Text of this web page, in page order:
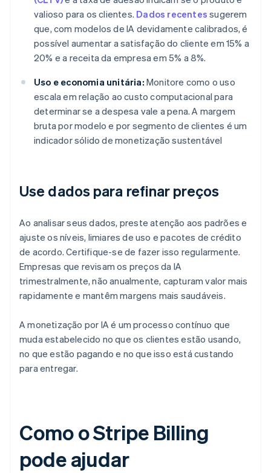
valioso para os clientes. Dados recentes sugerem
que, com modelos de IA devidamente calibrados, é
possível aumentar a satisfação do cliente em 15% a
20% e a receita da empresa em 5% a 8%.
Uso e economia unitária: Monitore como o uso
escala em relação ao custo computacional para
determinar se a despesa vale a pena. A margem
bruta por modelo e por segmento de clientes é um
indicador sólido de monetização sustentável
Use dados para refinar preços
Ao analisar seus dados, preste atenção aos padrões e
ajuste os níveis, limiares de uso e pacotes de crédito
de acordo. Certifique-se de fazer isso regularmente.
Empresas que revisam os preços da IA
trimestralmente, não anualmente, capturam valor mais
rapidamente e mantêm margens mais saudáveis.
A monetização por IA é um processo contínuo que
muda estabelecido no que os clientes estão usando,
no que estão pagando e no que isso está custando
para entregar.
Como o Stripe Billing
pode ajudar